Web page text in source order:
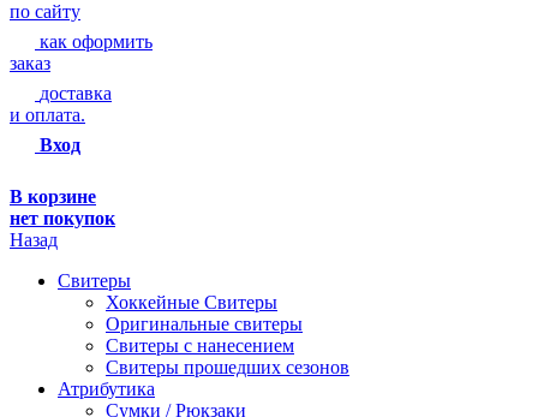
по сайту
как оформить
заказ
доставка
и оплата.
Вход
В корзине
нет покупок
Назад
Свитеры
Хоккейные Свитеры
Оригинальные свитеры
Свитеры с нанесением
Свитеры прошедших сезонов
Атрибутика
Сумки / Рюкзаки